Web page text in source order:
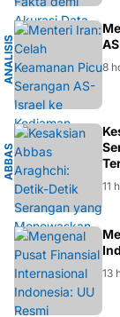
A
N
A
L
I
S
I
S
G
E
O
P
O
L
I
T
IK 8
A
B
B
A
S
A
R
A
G
H
C
HI
11
EKONOMI 13